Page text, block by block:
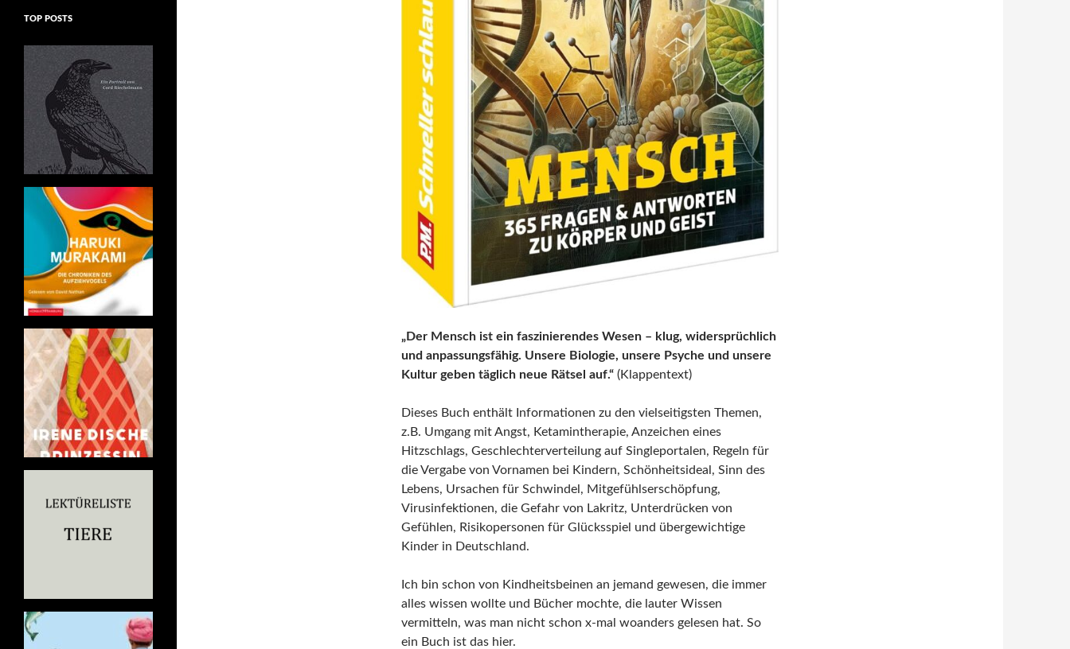
„Der Mensch ist ein faszinierendes Wesen – klug, widersprüchlich
und anpassungsfähig. Unsere Biologie, unsere Psyche und unsere
Kultur geben täglich neue Rätsel auf.“ (Klappentext)
Dieses Buch enthält Informationen zu den vielseitigsten Themen,
z.B. Umgang mit Angst, Ketamintherapie, Anzeichen eines
Hitzschlags, Geschlechterverteilung auf Singleportalen, Regeln für
die Vergabe von Vornamen bei Kindern, Schönheitsideal, Sinn des
Lebens, Ursachen für Schwindel, Mitgefühlserschöpfung,
Virusinfektionen, die Gefahr von Lakritz, Unterdrücken von
Gefühlen, Risikopersonen für Glücksspiel und übergewichtige
Kinder in Deutschland.
Ich bin schon von Kindheitsbeinen an jemand gewesen, die immer
alles wissen wollte und Bücher mochte, die lauter Wissen
vermitteln, was man nicht schon x-mal woanders gelesen hat. So
ein Buch ist das hier.
TOP POSTS